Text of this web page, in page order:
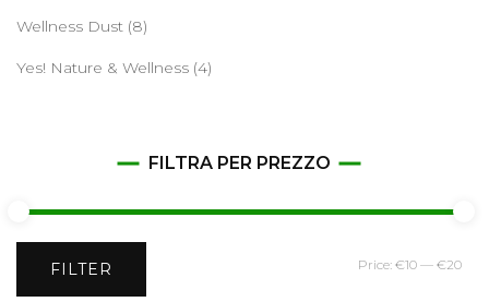
Wellness Dust (8)
Yes! Nature & Wellness (4)
FILTRA PER PREZZO
Min
FILTER Price: €10 — €20